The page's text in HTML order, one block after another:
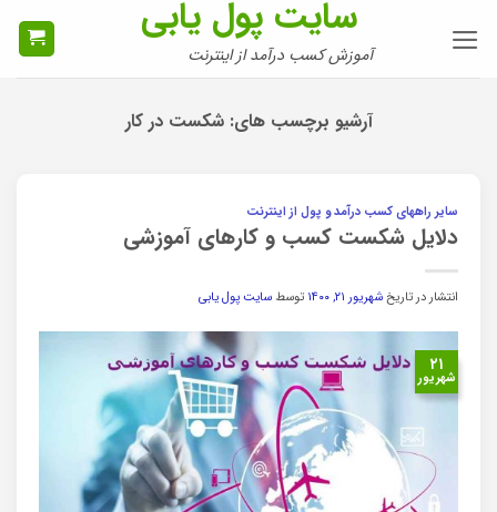
سایت پول یابی
آموزش کسب درآمد از اینترنت
آرشیو برچسب های:شکست در کار
سایر راههای کسب درآمد و پول از اینترنت
دلایل شکست کسب و کارهای آموزشی
انتشار در تاریخشهریور ۲۱, ۱۴۰۰ توسط سایت پول یابی
۲۱
شهریور